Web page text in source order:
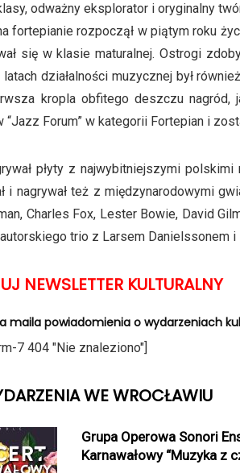
odważny eksplorator i oryginalny
fortepianie rozpoczął w piątym roku
się w klasie maturalnej. Ostrogi
działalności muzycznej był
kropla obfitego deszczu nagród,
“Jazz Forum” w kategorii Fortepian i
płyty z najwybitniejszymi
i nagrywał też z międzynarodowymi
Charles Fox, Lester Bowie, David
trio z Larsem Danielssonem i
NEWSLETTER KULTURALNY
maila powiadomienia o wydarzeniach
7 404 "Nie znaleziono"]
WE WROCŁAWIU
Grupa Operowa Sonori
Karnawałowy “Muzyka z